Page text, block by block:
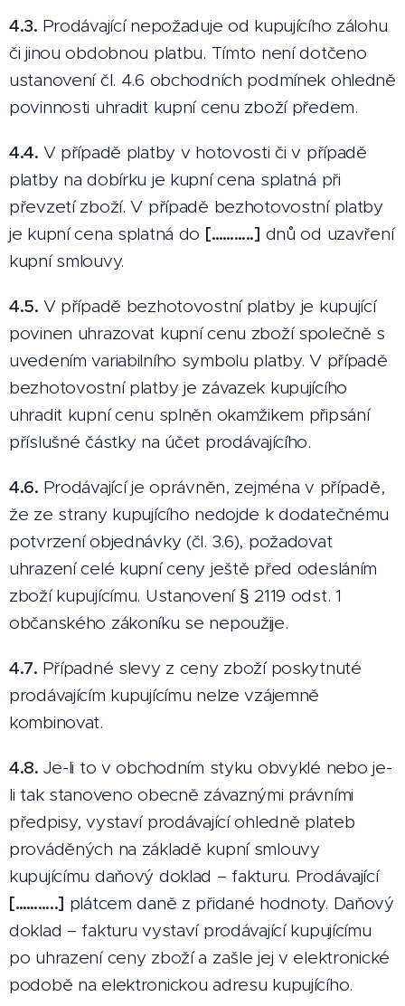
4.3. Prodávající nepožaduje od kupujícího zálohu
či jinou obdobnou platbu. Tímto není dotčeno
ustanovení čl. 4.6 obchodních podmínek ohledně
povinnosti uhradit kupní cenu zboží předem.
4.4. V případě platby v hotovosti či v případě
platby na dobírku je kupní cena splatná při
převzetí zboží. V případě bezhotovostní platby
je kupní cena splatná do [………..] dnů od uzavření
kupní smlouvy.
4.5. V případě bezhotovostní platby je kupující
povinen uhrazovat kupní cenu zboží společně s
uvedením variabilního symbolu platby. V případě
bezhotovostní platby je závazek kupujícího
uhradit kupní cenu splněn okamžikem připsání
příslušné částky na účet prodávajícího.
4.6. Prodávající je oprávněn, zejména v případě,
že ze strany kupujícího nedojde k dodatečnému
potvrzení objednávky (čl. 3.6), požadovat
uhrazení celé kupní ceny ještě před odesláním
zboží kupujícímu. Ustanovení § 2119 odst. 1
občanského zákoníku se nepoužije.
4.7. Případné slevy z ceny zboží poskytnuté
prodávajícím kupujícímu nelze vzájemně
kombinovat.
4.8. Je-li to v obchodním styku obvyklé nebo je-
li tak stanoveno obecně závaznými právními
předpisy, vystaví prodávající ohledně plateb
prováděných na základě kupní smlouvy
kupujícímu daňový doklad – fakturu. Prodávající
[………..] plátcem daně z přidané hodnoty. Daňový
doklad – fakturu vystaví prodávající kupujícímu
po uhrazení ceny zboží a zašle jej v elektronické
podobě na elektronickou adresu kupujícího.